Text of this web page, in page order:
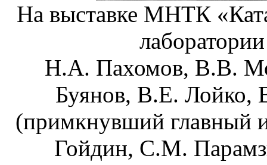
На выставке МНТК
Н.А. Пахомов, В.В.
Буянов, В.Е. Лойко,
(примкнувший
Гойдин, С.М.